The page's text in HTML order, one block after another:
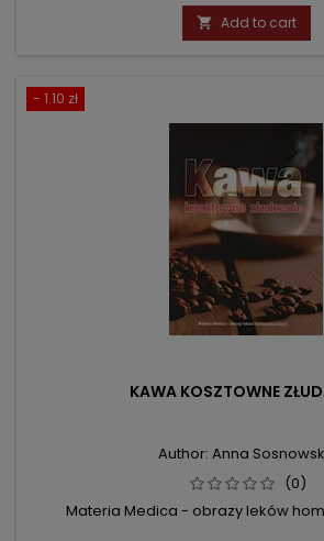
price
 Add to cart
- 1.10 zł
KAWA KOSZTOWNE
Author: Anna
(0)
Materia Medica - obrazy leków